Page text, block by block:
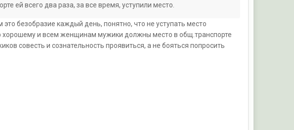
ей всего два раза, за все время, уступили место.
безобразие каждый день, понятно, что не уступать место
и всем женщинам мужики должны место в общ.транспорте
совесть и сознательность проявиться, а не бояться попросить